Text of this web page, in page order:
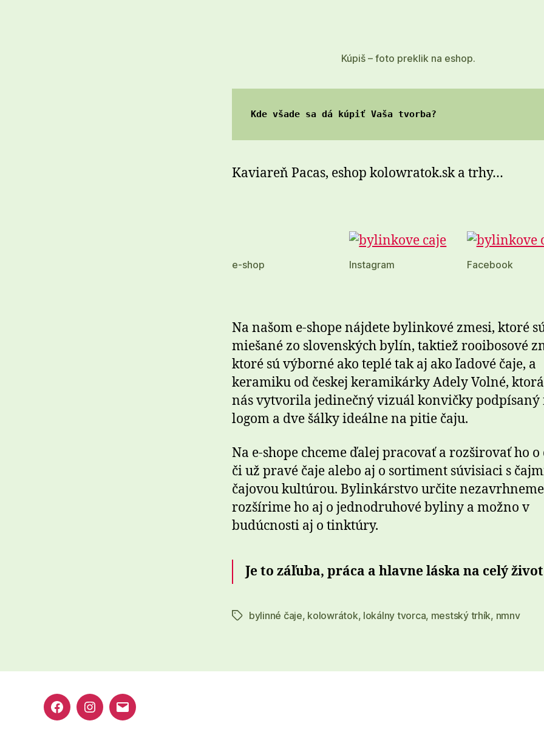
Kúpiš – foto preklik na eshop.
Kde všade sa dá kúpiť Vaša tvorba?
Kaviareň Pacas, eshop kolowratok.sk a trhy…
e-shop Instagram Facebook
Na našom e-shope nájdete bylinkové zmesi, ktoré
miešané zo slovenských bylín, taktiež rooibosové
ktoré sú výborné ako teplé tak aj ako ľadové čaje, a
keramiku od českej keramikárky Adely Volné,
nás vytvorila jedinečný vizuál konvičky podpísaný
logom a dve šálky ideálne na pitie čaju.
Na e-shope chceme ďalej pracovať a rozširovať ho o
či už pravé čaje alebo aj o sortiment súvisiaci s
čajovou kultúrou. Bylinkárstvo určite
rozšírime ho aj o jednodruhové byliny a možno v
budúcnosti aj o tinktúry.
Je to záľuba, práca a hlavne láska na celý
Značkybylinné čaje, kolowrátok, lokálny tvorca, mestský trhík, nmnv
FacebookInstagram
E-